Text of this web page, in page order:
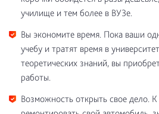
училище и тем более в ВУЗе.
Вы экономите время. Пока ваши
учебу и тратят время в
теоретических знаний, вы
работы.
Возможность открыть свое дело.